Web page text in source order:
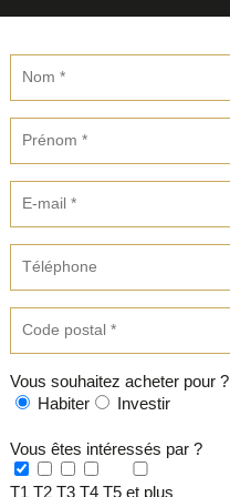
Vous souhaitez acheter pour ?
Habiter
Investir
Vous êtes intéressés par ?
T1 T2 T3 T4 T5 et plus